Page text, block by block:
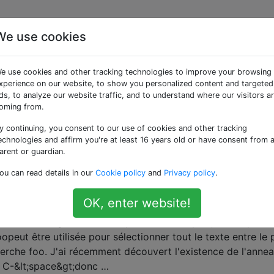
«mark-ring»
emplacements dans un tampon
entre deux fonctions que je suis en train
il est fastidieux et pénible de continuer C-s
fonction, puis de trouver l’endroit exact que j’étais
définir des marqueurs puis basculer …
registers
de marque
les régions d'un tampon. Par exemple, je sais que la
être utilisée pour sélectionner tout le texte entre le
foo. J'ai récemment découvert l'existence de
&lt;space&gt;donc …
use cookies
use cookies and other tracking technologies to improve your browsing
on our website, to show you personalized content and targeted
to analyze our website traffic, and to understand where our visitors
from.
continuing, you consent to our use of cookies and other tracking
and affirm you're at least 16 years old or have consent from a
or guardian.
can read details in our Cookie policy and Privacy policy.
OK, enter website!